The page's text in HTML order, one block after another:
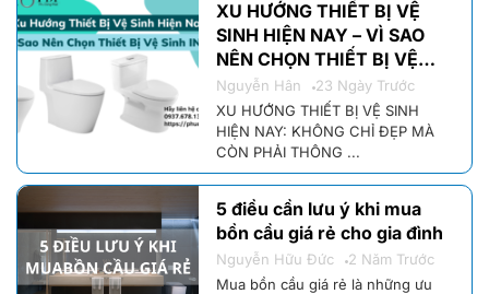
XU HƯỚNG THIẾT BỊ VỆ
SINH HIỆN NAY – VÌ SAO
NÊN CHỌN THIẾT BỊ VỆ
SINH INAX CHÍNH HÃNG?
Nguyễn Hân
23 Ngày Trước
XU HƯỚNG THIẾT BỊ VỆ SINH
HIỆN NAY: KHÔNG CHỈ ĐẸP MÀ
CÒN PHẢI THÔNG ...
5 điều cần lưu ý khi mua
bồn cầu giá rẻ cho gia đình
Nguyễn Hữu Đức
2 Năm Trước
Mua bồn cầu giá rẻ là những ưu